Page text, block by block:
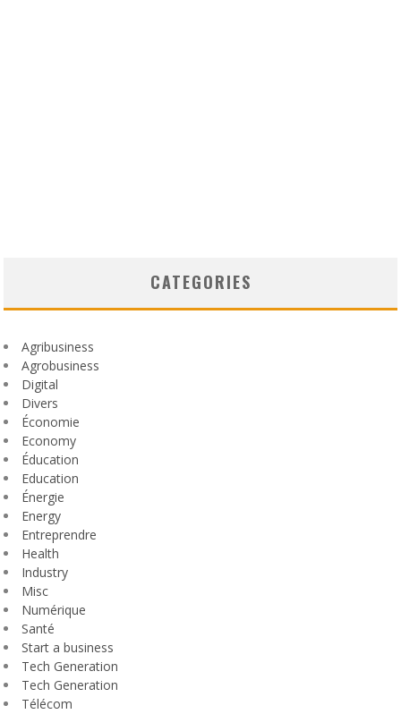
CATEGORIES
Agribusiness
Agrobusiness
Digital
Divers
Économie
Economy
Éducation
Education
Énergie
Energy
Entreprendre
Health
Industry
Misc
Numérique
Santé
Start a business
Tech Generation
Tech Generation
Télécom